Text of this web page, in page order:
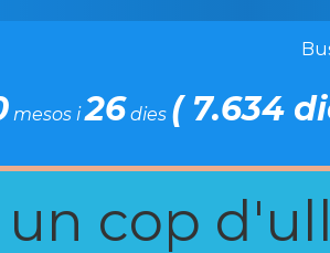
mesos i26dies ( 7.634
cop